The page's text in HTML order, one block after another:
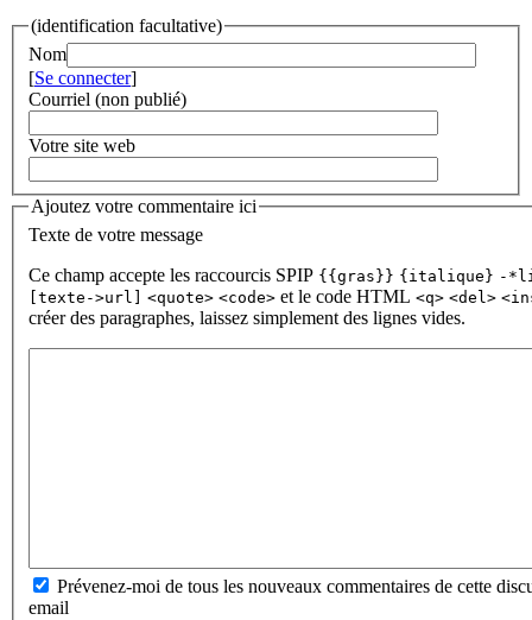
(identification facultative)
Nom
[Se connecter]
Courriel (non publié)
Votre site web
Ajoutez votre commentaire ici
Texte de votre message
Ce champ accepte les raccourcis SPIP {{gras}} {italique} -
[texte->url] <quote> <code> et le code HTML <q> <del>
créer des paragraphes, laissez simplement des lignes vides.
Prévenez-moi de tous les nouveaux commentaires de cette
email